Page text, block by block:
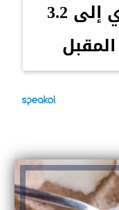
إنتاج السكر المصري إلى 3.2